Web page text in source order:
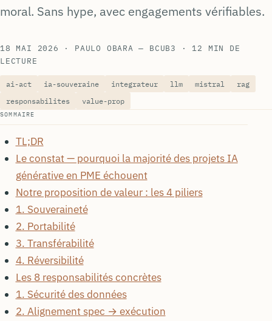
moral. Sans hype, avec engagements vérifiables.
18 MAI 2026 · PAULO OBARA — BCUB3
· 12 MIN DE
LECTURE
ai-act ia-souveraine integrateur llm mistral
rag
responsabilites
value-prop
SOMMAIRE
TL;DR
Le constat — pourquoi la majorité des projets IA
générative en PME échouent
Notre proposition de valeur : les 4 piliers
1. Souveraineté
2. Portabilité
3. Transférabilité
4. Réversibilité
Les 8 responsabilités concrètes
1. Sécurité des données
2. Alignement spec → exécution